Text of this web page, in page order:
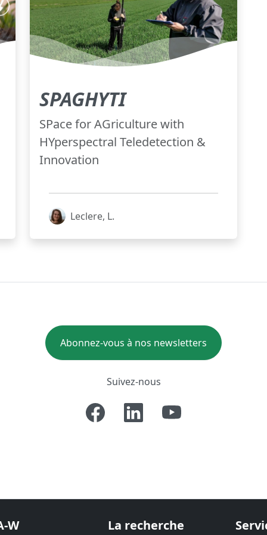
SPAGHYTI
SPace for AGriculture with
HYperspectral Teledetection &
Innovation
Leclere, L.
Abonnez-vous à nos newsletters
Suivez-nous
W La recherche